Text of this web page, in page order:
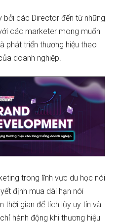
các Director đến từ những
các marketer mong muốn
phát triển thương hiệu theo
doanh nghiệp.
trong lĩnh vực du học nói
định mua dài hạn nói
thời gian để tích lũy uy tín và
hành động khi thương hiệu